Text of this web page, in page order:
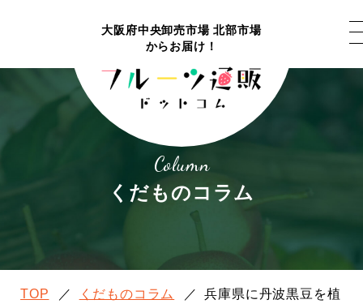
大阪府中央卸売市場 北部市場
からお届け！
Column
くだものコラム
TOP ／ くだものコラム ／
兵庫県に丹波黒豆を植